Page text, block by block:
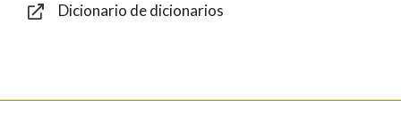
Dicionario de dicionarios